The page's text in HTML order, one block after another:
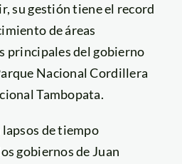
su gestión tiene el record
de áreas
principales del gobierno
Nacional Cordillera
Tambopata.
lapsos de tiempo
gobiernos de Juan